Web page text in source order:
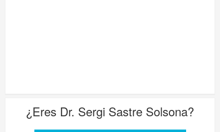
¿Eres Dr. Sergi Sastre Solsona?